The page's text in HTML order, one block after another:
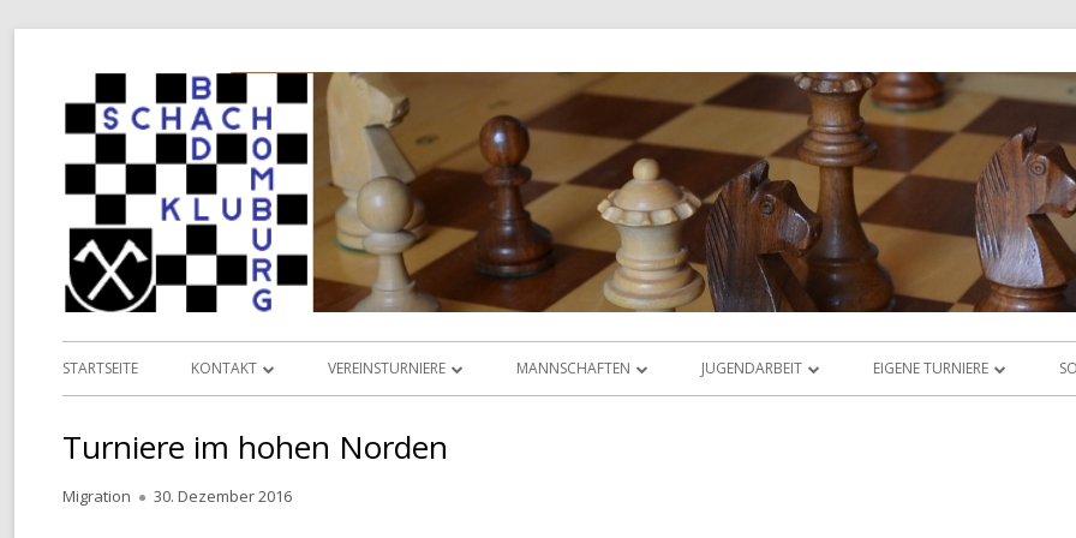
Primäres
STARTSEITE KONTAKT VEREINSTURNIERE MANNSCHAFTEN JUGENDARBEIT EIGENE TURNIERE
Turniere im hohen Norden
Autor
Migration
Veröffentlicht
30. Dezember 2016